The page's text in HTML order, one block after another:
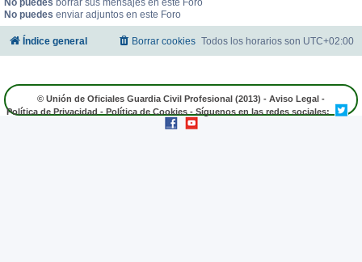
No puedes borrar sus mensajes en este Foro
No puedes enviar adjuntos en este Foro
Índice general Todos los horarios son UTC+02:00
Borrar cookies
© Unión de Oficiales Guardia Civil Profesional (2013) - Aviso Legal -
Política de Privacidad - Política de Cookies - Síguenos en las redes sociales: